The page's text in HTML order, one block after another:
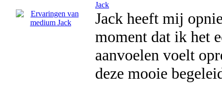
Jack
Jack heeft mij
moment dat ik het
aanvoelen voelt
deze mooie